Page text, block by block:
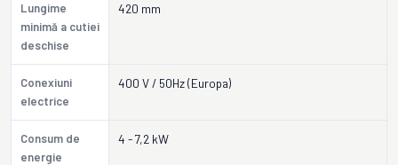
Lungime
minimă a cutiei
deschise
420 mm
Conexiuni
electrice
400 V / 50Hz (Europa)
Consum de
energie
4 - 7,2 kW